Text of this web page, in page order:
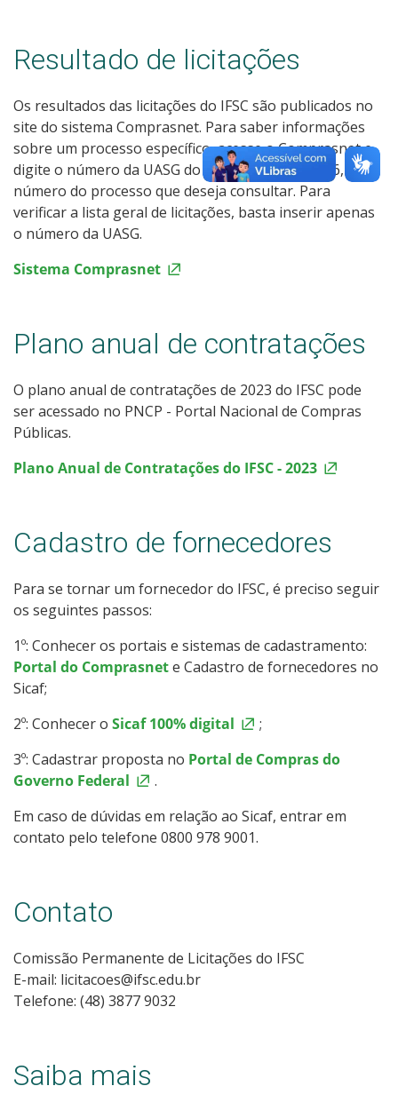
Resultado de licitações
Os resultados das licitações do IFSC são publicados no
site do sistema Comprasnet. Para saber informações
sobre um processo específico, acesse o Comprasnet e
digite o número da UASG do IFSC, que é o 158516, e o
número do processo que deseja consultar. Para
verificar a lista geral de licitações, basta inserir apenas
o número da UASG.
Sistema Comprasnet
Plano anual de contratações
O plano anual de contratações de 2023 do IFSC pode
ser acessado no PNCP - Portal Nacional de Compras
Públicas.
Plano Anual de Contratações do IFSC - 2023
Cadastro de fornecedores
Para se tornar um fornecedor do IFSC, é preciso seguir
os seguintes passos:
1º: Conhecer os portais e sistemas de cadastramento:
Portal do Comprasnete Cadastro de fornecedores no
Sicaf;
2º: Conhecer o Sicaf 100% digital
;
3º: Cadastrar proposta no Portal de Compras do
Governo Federal
.
Em caso de dúvidas em relação ao Sicaf, entrar em
contato pelo telefone 0800 978 9001.
Contato
Comissão Permanente de Licitações do IFSC
E-mail: licitacoes@ifsc.edu.br
Telefone: (48) 3877 9032
Saiba mais